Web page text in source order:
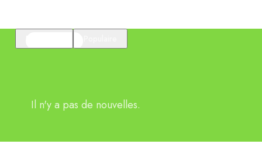
Il n'y a pas de nouvelles.